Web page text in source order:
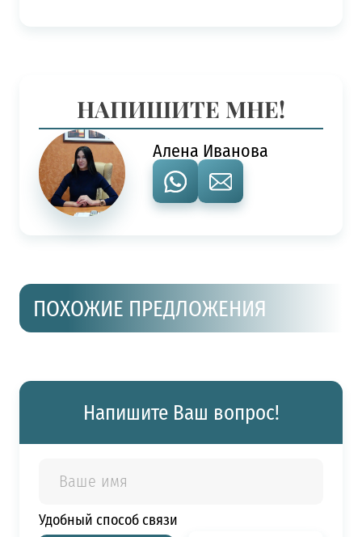
НАПИШИТЕ МНЕ!
Алена Иванова
ПОХОЖИЕ ПРЕДЛОЖЕНИЯ
Напишите Ваш вопрос!
Удобный способ связи